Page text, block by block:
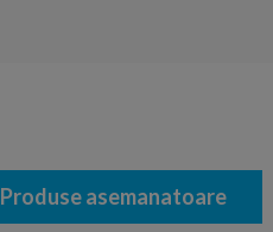
Produse asemanatoare